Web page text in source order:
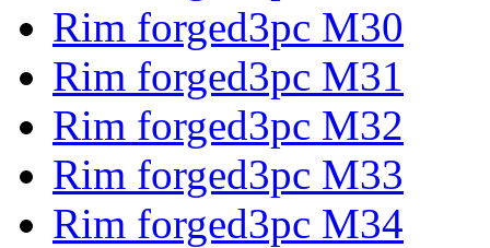
Rim forged3pc M30
Rim forged3pc M31
Rim forged3pc M32
Rim forged3pc M33
Rim forged3pc M34